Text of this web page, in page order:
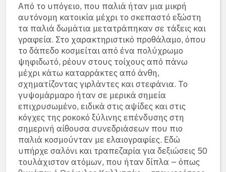
Από το υπόγειο, που παλιά ήταν μια μικρή
αυτόνομη κατοικία μέχρι το σκεπαστό εξώστη
τα παλιά δωμάτια μετατράπηκαν σε τάξεις και
γραφεία. Στο χαρακτηριστικό προθάλαμο, όπου
το δάπεδο κοσμείται από ένα πολύχρωμο
ψηφιδωτό, ρέουν στους τοίχους από πάνω
μέχρι κάτω καταρράκτες από άνθη,
σχηματίζοντας γιρλάντες και στεφάνια. Το
γυψομάρμαρο ήταν σε μερικά σημεία
επιχρυσωμένο, ειδικά στις αψίδες και στις
κόγχες της ροκοκό ξύλινης επένδυσης στη
σημερινή αίθουσα συνεδριάσεων που πιο
παλιά κοσμούνταν με ελαιογραφίες. Εδώ
υπήρχε σαλόνι και τραπεζαρία για δεξιώσεις 50
τουλάχιστον ατόμων, που ήταν δίπλα – όπως